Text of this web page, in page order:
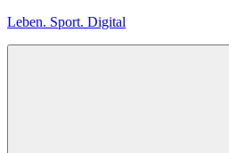
Zum
Leben. Sport. Digital